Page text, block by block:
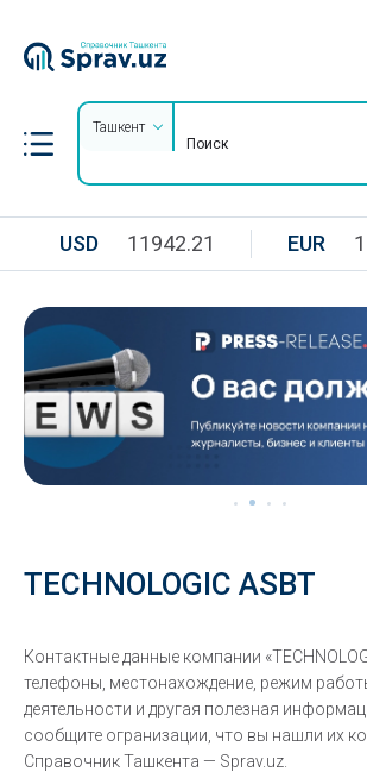
Ташкент
USD 11942.21 EUR
TECHNOLOGIC ASBT
Контактные данные компании
телефоны, местонахождение, режим
деятельности и другая полезная
сообщите огранизации, что вы нашли их
Справочник Ташкента — Sprav.uz.